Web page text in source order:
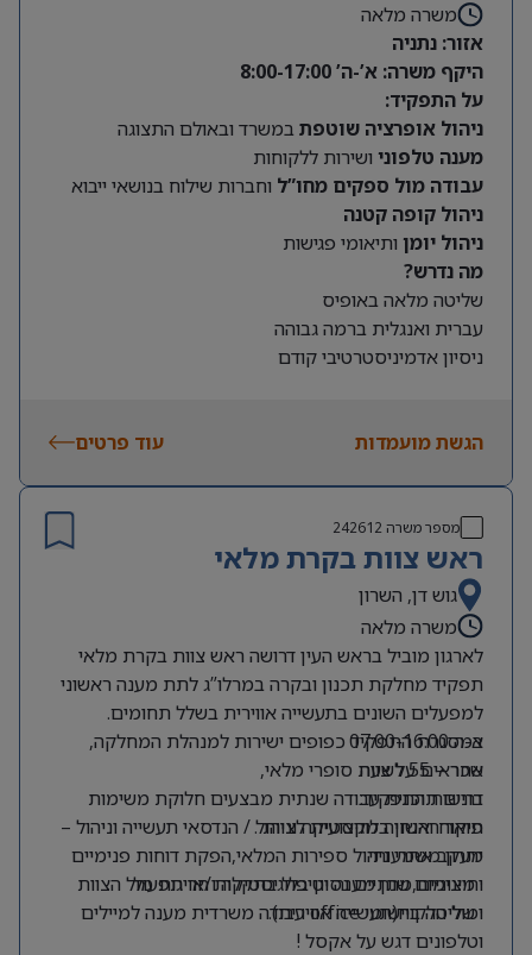
משרה מלאה
אזור: נתניה
היקף משרה: א’-ה’ 8:00-17:00
על התפקיד:
ניהול אופרציה שוטפתבמשרד ובאולם התצוגה
מענה טלפוני ושירות ללקוחות
עבודה מול ספקים מחו”ל וחברות שילוח בנושאי ייבוא
ניהול קופה קטנה
ניהול יומן ותיאומי פגישות
מה נדרש?
שליטה מלאה באופיס
עברית ואנגלית ברמה גבוהה
ניסיון אדמיניסטרטיבי קודם
הגשת מועמדות עוד פרטים
מספר משרה 242612
ראש צוות בקרת מלאי
גוש דן, השרון
משרה מלאה
לארגון מוביל בראש העין דרושה ראש צוות בקרת מלאי
תפקיד מחלקת תכנון ובקרה במרלו”ג לתת מענה ראשוני
למפעלים השונים בתעשייה אווירית בשלל תחומים.
במסגרת התפקיד כפופים ישירות למנהלת המחלקה,
אחראים על צוות סופרי מלאי,
בונים תוכנית עבודה שנתית מבצעים חלוקת משימות
פיקוח והנחיה מקצועית לצוות .
מעקב אחרי ניהול ספירות המלאי,הפקת דוחות פנימיים
וחיצוניים,מתן מענה וטיפול בתקלות חריגות מול הצוות
ומול הלקוח(תעשייה אווירית).
א-ה 07:00-16:00
שכר – 55 לשעה
דרישות התפקיד:
תואר ראשון בלוגיסטיקה וניהול / הנדסאי תעשייה וניהול –
יתרון משמעותי
· מינימום שנתיים נסיון בלוגיסטיקה ו/או תפעול
· שליטה ביישומי office עבודה משרדית מענה למיילים
וטלפונים דגש על אקסל !